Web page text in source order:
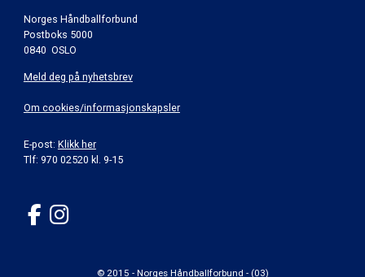
Norges Håndballforbund
Postboks 5000
0840 OSLO
Meld deg på nyhetsbrev
Om cookies/informasjonskapsler
E-post: Klikk her
Tlf: 970 02520 kl. 9-15
© 2015 - Norges Håndballforbund - (03)